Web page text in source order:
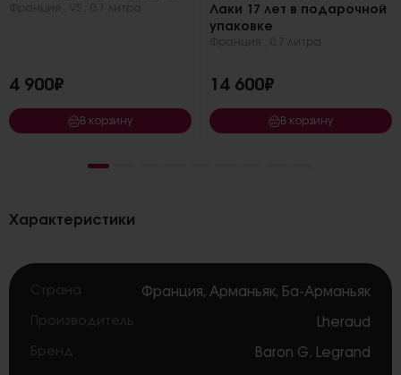
4 900₽
В корзину
Лаки 17 лет в подарочной
упаковке
14 600₽
В корзину
Характеристики
Страна Франция, Арманьяк, Ба-Арманьяк
Производитель Lheraud
Бренд Baron G. Legrand